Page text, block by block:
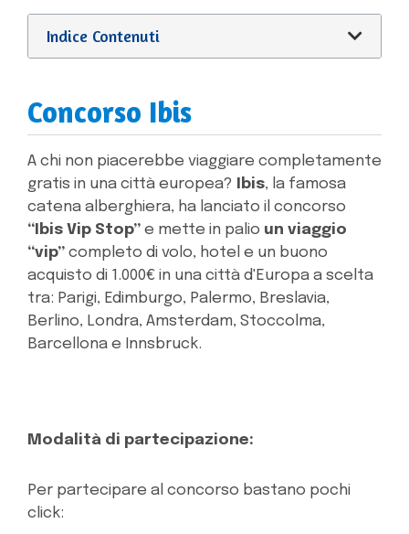
Indice Contenuti
Concorso Ibis
A chi non piacerebbe viaggiare completamente
gratis in una città europea?
Ibis, la famosa
catena alberghiera, ha lanciato il concorso
“Ibis Vip Stop” e mette in palio un viaggio
“vip” completo di volo, hotel e un buono
acquisto di 1.000€ in una città d'Europa a scelta
tra: Parigi, Edimburgo, Palermo, Breslavia,
Berlino, Londra, Amsterdam, Stoccolma,
Barcellona e Innsbruck.
Modalità di partecipazione:
Per partecipare al concorso bastano pochi
click: